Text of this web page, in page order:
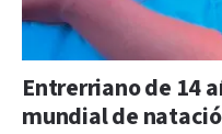
Entrerriano de 14
mundial de